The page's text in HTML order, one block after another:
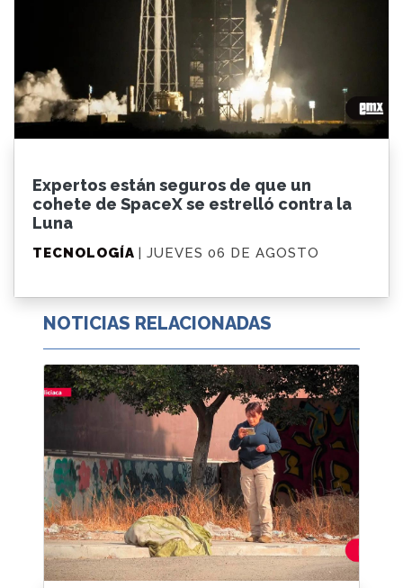
Expertos están seguros de que un
cohete de SpaceX se estrelló contra la
Luna
TECNOLOGÍA | JUEVES 06 DE AGOSTO
NOTICIAS RELACIONADAS